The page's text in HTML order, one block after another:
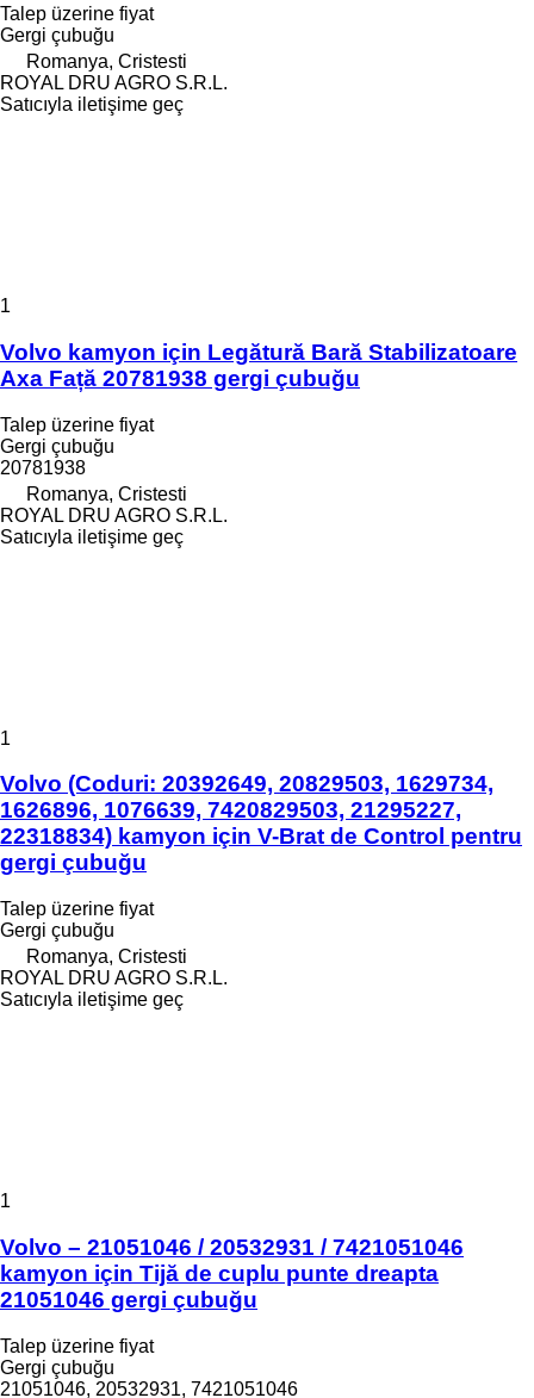
Talep üzerine fiyat
Gergi çubuğu
Romanya, Cristesti
ROYAL DRU AGRO S.R.L.
Satıcıyla iletişime geç
1
Volvo kamyon için Legătură Bară Stabilizatoare
Axa Față 20781938 gergi çubuğu
Talep üzerine fiyat
Gergi çubuğu
20781938
Romanya, Cristesti
ROYAL DRU AGRO S.R.L.
Satıcıyla iletişime geç
1
Volvo (Coduri: 20392649, 20829503, 1629734,
1626896, 1076639, 7420829503, 21295227,
22318834) kamyon için V-Brat de Control pentru
gergi çubuğu
Talep üzerine fiyat
Gergi çubuğu
Romanya, Cristesti
ROYAL DRU AGRO S.R.L.
Satıcıyla iletişime geç
1
Volvo – 21051046 / 20532931 / 7421051046
kamyon için Tijă de cuplu punte dreapta
21051046 gergi çubuğu
Talep üzerine fiyat
Gergi çubuğu
21051046, 20532931, 7421051046